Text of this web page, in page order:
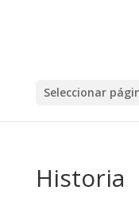
Seleccionar
Historia